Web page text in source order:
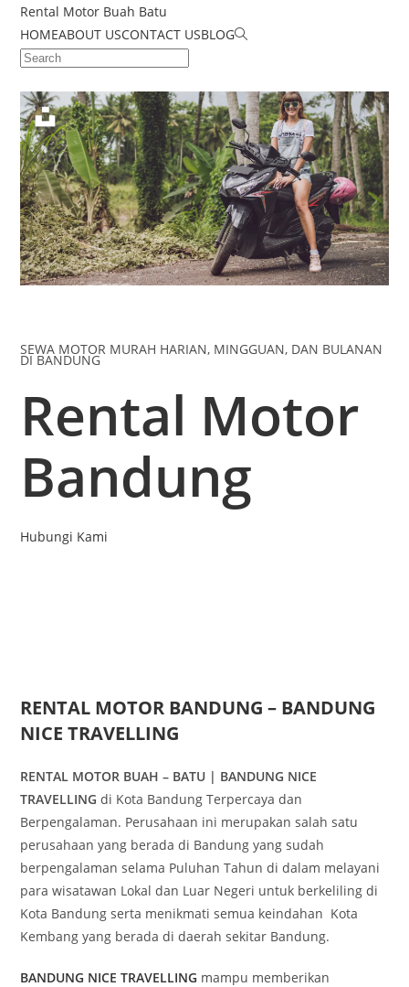
Rental Motor Buah Batu
HOMEABOUT USCONTACT USBLOG
SEWA MOTOR MURAH HARIAN, MINGGUAN, DAN BULANAN
DI BANDUNG
Rental Motor
Bandung
Hubungi Kami
RENTAL MOTOR BANDUNG – BANDUNG
NICE TRAVELLING
RENTAL MOTOR BUAH – BATU | BANDUNG NICE
TRAVELLING di Kota Bandung Terpercaya dan
Berpengalaman. Perusahaan ini merupakan salah satu
perusahaan yang berada di Bandung yang sudah
berpengalaman selama Puluhan Tahun di dalam melayani
para wisatawan Lokal dan Luar Negeri untuk berkeliling di
Kota Bandung serta menikmati semua keindahan Kota
Kembang yang berada di daerah sekitar Bandung.
BANDUNG NICE TRAVELLING mampu memberikan